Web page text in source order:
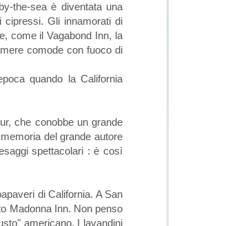
the-sea è diventata una
cipressi. Gli innamorati di
come il Vagabond Inn, la
comode con fuoco di
quando la California
che conobbe un grande
del grande autore
spettacolari : è così
di California. A San
Madonna Inn. Non penso
americano. I lavandini